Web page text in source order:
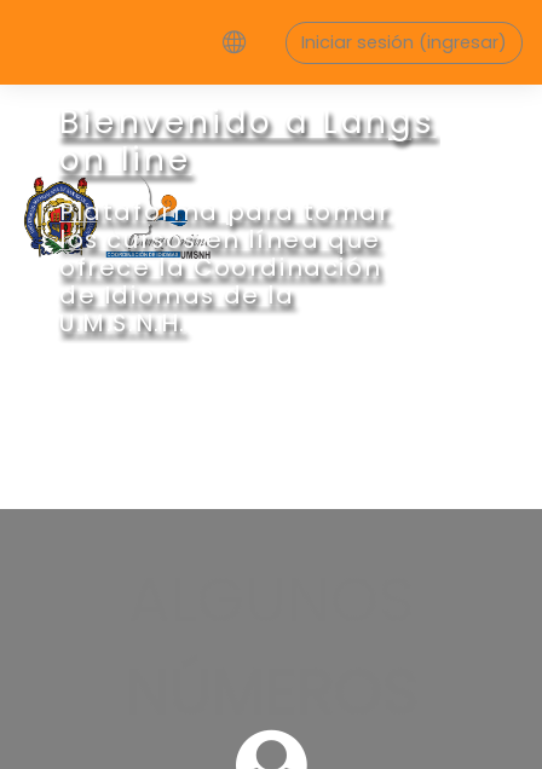
Iniciar sesión (ingresar)
Bienvenido a Langs
on line
Plataforma para tomar
los cursos en línea que
ofrece la Coordinación
de Idiomas de la
U.M.S.N.H.